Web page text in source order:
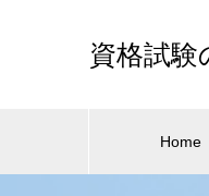
資格試験
Home